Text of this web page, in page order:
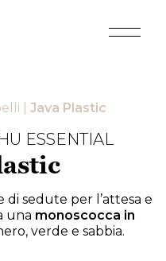
Java Plastic
ESSENTIAL
di sedute per l’attesa e
una monoscocca in
verde e sabbia.